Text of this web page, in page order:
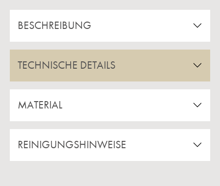
BESCHREIBUNG
TECHNISCHE DETAILS
MATERIAL
REINIGUNGSHINWEISE